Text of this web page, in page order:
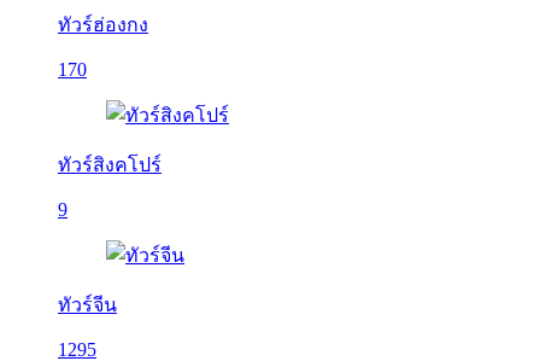
ทัวร์ฮ่องกง
170
ทัวร์สิงคโปร์
9
ทัวร์จีน
1295